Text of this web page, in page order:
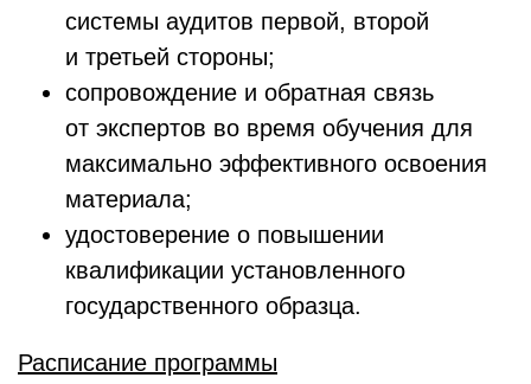
системы аудитов первой, второй
и третьей стороны;
сопровождение и обратная связь
от экспертов во время обучения для
максимально эффективного освоения
материала;
удостоверение о повышении
квалификации установленного
государственного образца.
Расписание программы